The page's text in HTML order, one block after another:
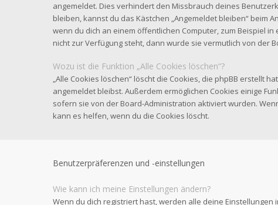
angemeldet. Dies verhindert den Missbrauch deines
bleiben, kannst du das Kästchen „Angemeldet bleiben“ beim
wenn du dich an einem öffentlichen Computer, zum Beispiel
nicht zur Verfügung steht, dann wurde sie vermutlich von der
Wozu ist die Funktion „Alle Cookies löschen“?
„Alle Cookies löschen“ löscht die Cookies, die phpBB erstellt
angemeldet bleibst. Außerdem ermöglichen Cookies einige
sofern sie von der Board-Administration aktiviert wurden.
kann es helfen, wenn du die Cookies löscht.
Benutzerpräferenzen und -einstellungen
Wie kann ich meine Einstellungen ändern?
Wenn du dich registriert hast, werden alle deine